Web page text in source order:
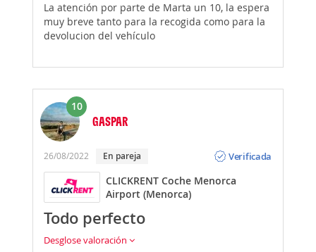
La atención por parte de Marta un 10, la espera
muy breve tanto para la recogida como para la
devolucion del vehículo
10
GASPAR
26/08/2022 En pareja
Verificada
CLICKRENT Coche Menorca
Airport (Menorca)
Todo perfecto
Desglose valoración